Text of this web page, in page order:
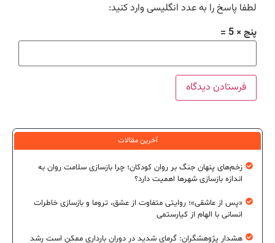
لطفا پاسخ را به عدد انگلیسی وارد کنید:
پنج × 5 =
آخرین مقالات
زخم‌های پنهان جنگ بر روان کودکان؛ چرا بازسازی سلامت روان به
اندازه بازسازی شهرها اهمیت دارد؟
«پس از عاشقی»؛ روایتی متفاوت از عشق، تروما و بازسازی خاطرات
انسانی با الهام از کیارستمی
هشدار پژوهشگران: گرمای شدید در دوران بارداری ممکن است رشد